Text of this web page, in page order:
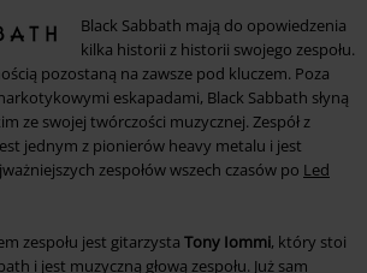
Black Sabbath mają do opowiedzenia
kilka historii z historii swojego zespołu.
pozostaną na zawsze pod kluczem. Poza
eskapadami, Black Sabbath słyną
ze swojej twórczości muzycznej. Zespół z
jednym z pionierów heavy metalu i jest
zespołów wszech czasów po Led
zespołu jest gitarzysta Tony Iommi, który stoi
i jest muzyczną głową zespołu. Już sam